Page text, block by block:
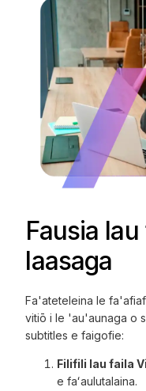
Fausia
laasaga
Fa'ateteleina le
vitiō i le 'au'aunaga o
subtitles e faigofie:
Filifili lau faila
e faʻaulutalaina.